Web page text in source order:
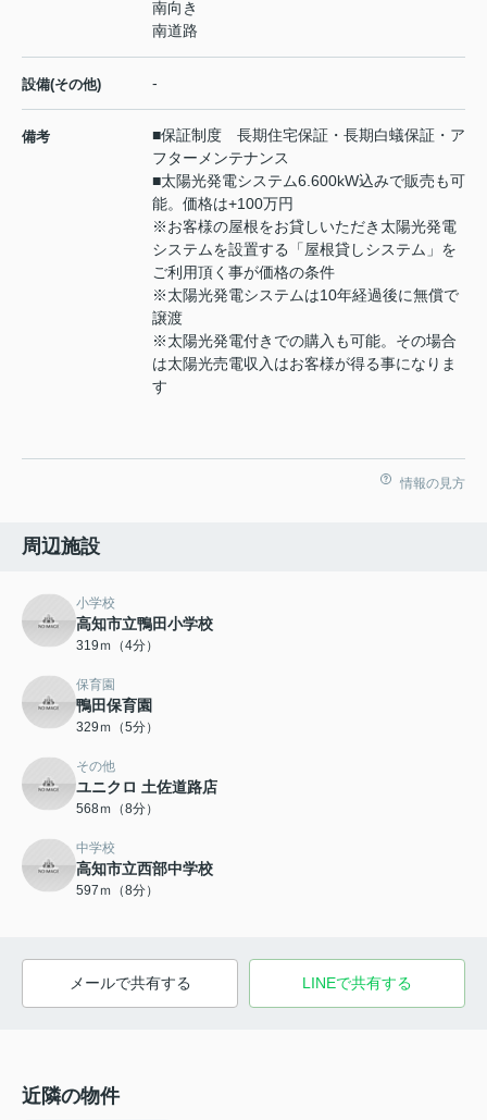
南向き
南道路
設備(その他) -
備考
■保証制度 長期住宅保証・長期白蟻保証・ア
フターメンテナンス
■太陽光発電システム6.600kW込みで販売も可
能。価格は+100万円
※お客様の屋根をお貸しいただき太陽光発電
システムを設置する「屋根貸しシステム」を
ご利用頂く事が価格の条件
※太陽光発電システムは10年経過後に無償で
譲渡
※太陽光発電付きでの購入も可能。その場合
は太陽光売電収入はお客様が得る事になりま
す
情報の見方
周辺施設
小学校
高知市立鴨田小学校
319ｍ（4分）
保育園
鴨田保育園
329ｍ（5分）
その他
ユニクロ 土佐道路店
568ｍ（8分）
中学校
高知市立西部中学校
597ｍ（8分）
メールで共有する LINEで共有する
近隣の物件